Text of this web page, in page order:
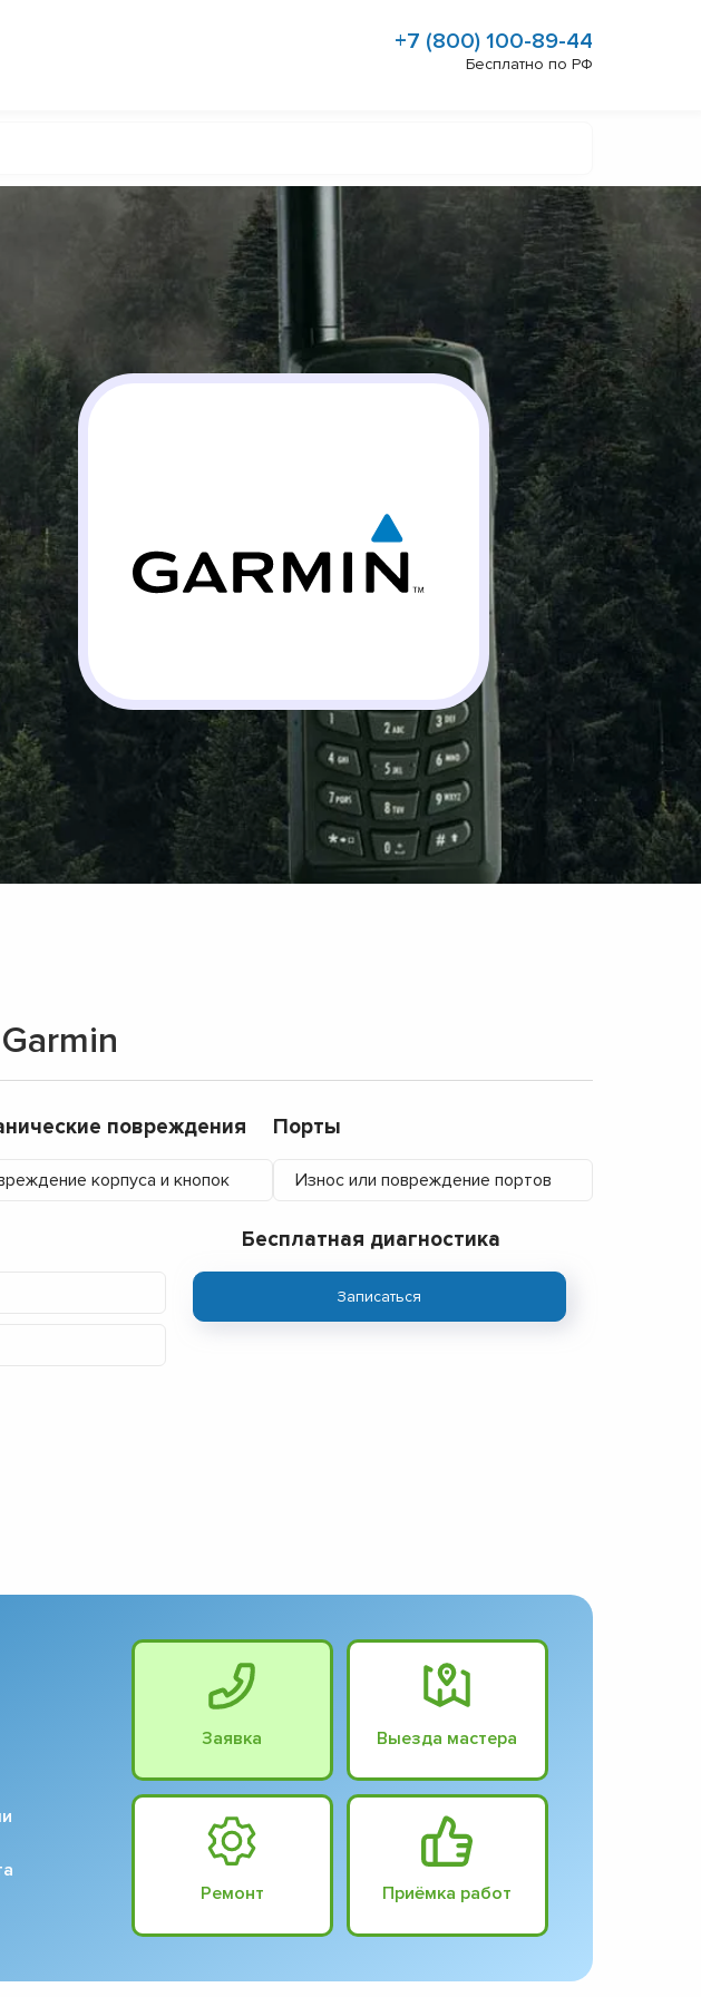
+7 (800) 100-89-44
Бесплатно по РФ
повреждения
корпуса и кнопок
Порты
Износ или повреждение портов
Бесплатная диагностика
Записаться
Заявка Выезда мастера
Ремонт Приёмка работ